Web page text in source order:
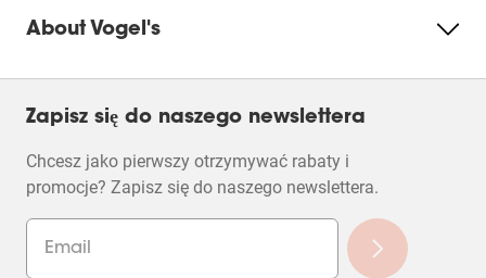
About Vogel's
Zapisz się do naszego newslettera
Chcesz jako pierwszy otrzymywać rabaty i
promocje? Zapisz się do naszego newslettera.